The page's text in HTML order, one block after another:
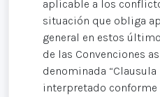
aplicable a los
situación que obliga
general en estos
de las Convenciones
denominada
interpretado conforme